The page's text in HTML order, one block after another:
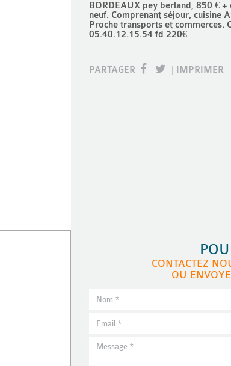
BORDEAUX pey berland, 850 €
neuf. Comprenant séjour, cuisine
Proche transports et commerces.
05.40.12.15.54 fd 220€
PARTAGER IMPRIMER
CONTACTEZ
OU